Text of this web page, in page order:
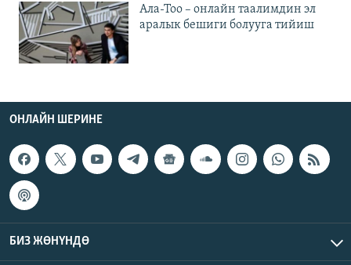
Ала-Тоо – онлайн таалимдин эл
аралык бешиги болууга тийиш
ОНЛАЙН ШЕРИНЕ
БИЗ ЖӨНҮНДӨ